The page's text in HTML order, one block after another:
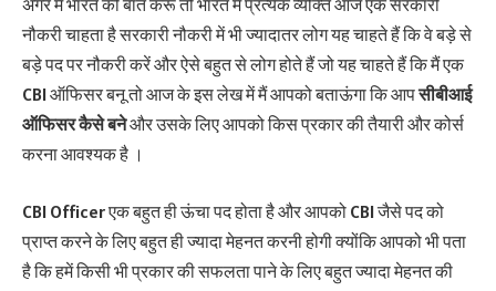
अगर मैं भारत की बात करूं तो भारत में प्रत्येक व्यक्ति आज एक सरकारी
नौकरी चाहता है सरकारी नौकरी में भी ज्यादातर लोग यह चाहते हैं कि वे बड़े से
बड़े पद पर नौकरी करें और ऐसे बहुत से लोग होते हैं जो यह चाहते हैं कि मैं एक
CBI ऑफिसर बनू तो आज के इस लेख में मैं आपको बताऊंगा कि आपसीबीआई
ऑफिसरकैसे बनेऔर उसके लिए आपको किस प्रकार की तैयारी और कोर्स
करना आवश्यक है ।
CBI Officer एक बहुत ही ऊंचा पद होता है और आपको CBI जैसे पद को
प्राप्त करने के लिए बहुत ही ज्यादा मेहनत करनी होगी क्योंकि आपको भी पता
है कि हमें किसी भी प्रकार की सफलता पाने के लिए बहुत ज्यादा मेहनत की